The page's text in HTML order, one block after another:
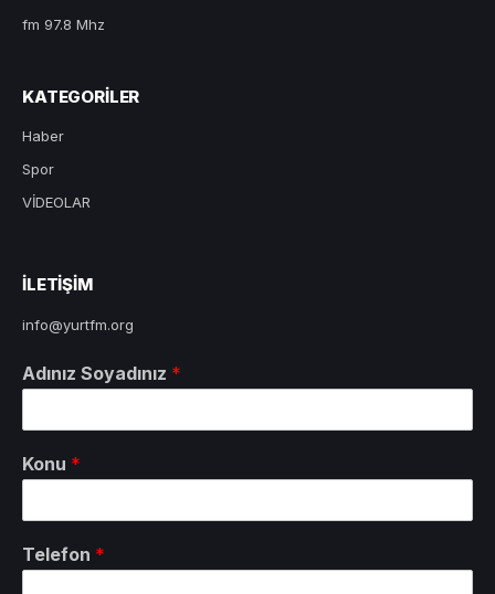
fm 97.8 Mhz
KATEGORILER
Haber
Spor
VİDEOLAR
ILETIŞIM
info@yurtfm.org
Adınız Soyadınız *
Konu *
Telefon *